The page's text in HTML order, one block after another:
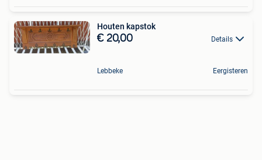
Houten kapstok
€ 20,00 Details
Lebbeke Eergisteren